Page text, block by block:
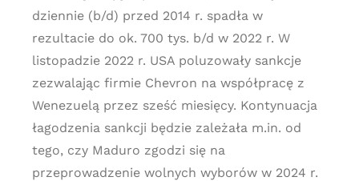
dziennie (b/d) przed 2014 r. spadła w
rezultacie do ok. 700 tys. b/d w 2022 r. W
listopadzie 2022 r. USA poluzowały sankcje
zezwalając firmie Chevron na współpracę z
Wenezuelą przez sześć miesięcy. Kontynuacja
łagodzenia sankcji będzie zależała m.in. od
tego, czy Maduro zgodzi się na
przeprowadzenie wolnych wyborów w 2024 r.